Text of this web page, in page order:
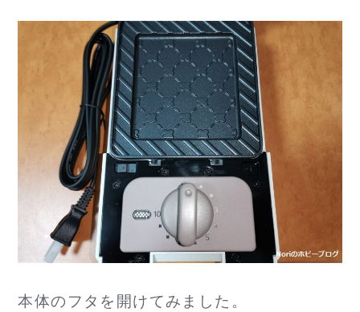
本体のフタを開けてみました。